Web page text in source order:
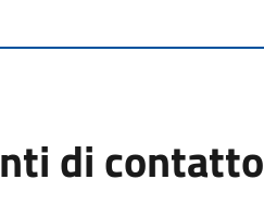
di contatto